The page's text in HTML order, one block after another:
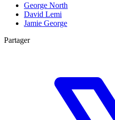
George North
David Lemi
Jamie George
Partager